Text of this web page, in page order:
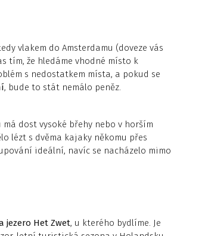
vlakem do Amsterdamu (doveze vás
tím, že hledáme vhodné místo k
s nedostatkem místa, a pokud se
, bude to stát nemálo peněz.
dost vysoké břehy nebo v horším
lézt s dvěma kajaky někomu přes
ideální, navíc se nacházelo mimo
jezero Het Zwet, u kterého bydlíme. Je